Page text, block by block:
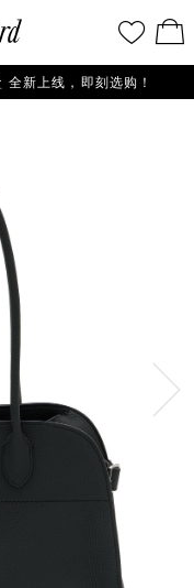
佛
探
的
愿
望
清
单
看
／
修
购
新上线，即刻选购！